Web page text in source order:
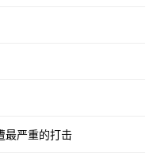
最严重的打击